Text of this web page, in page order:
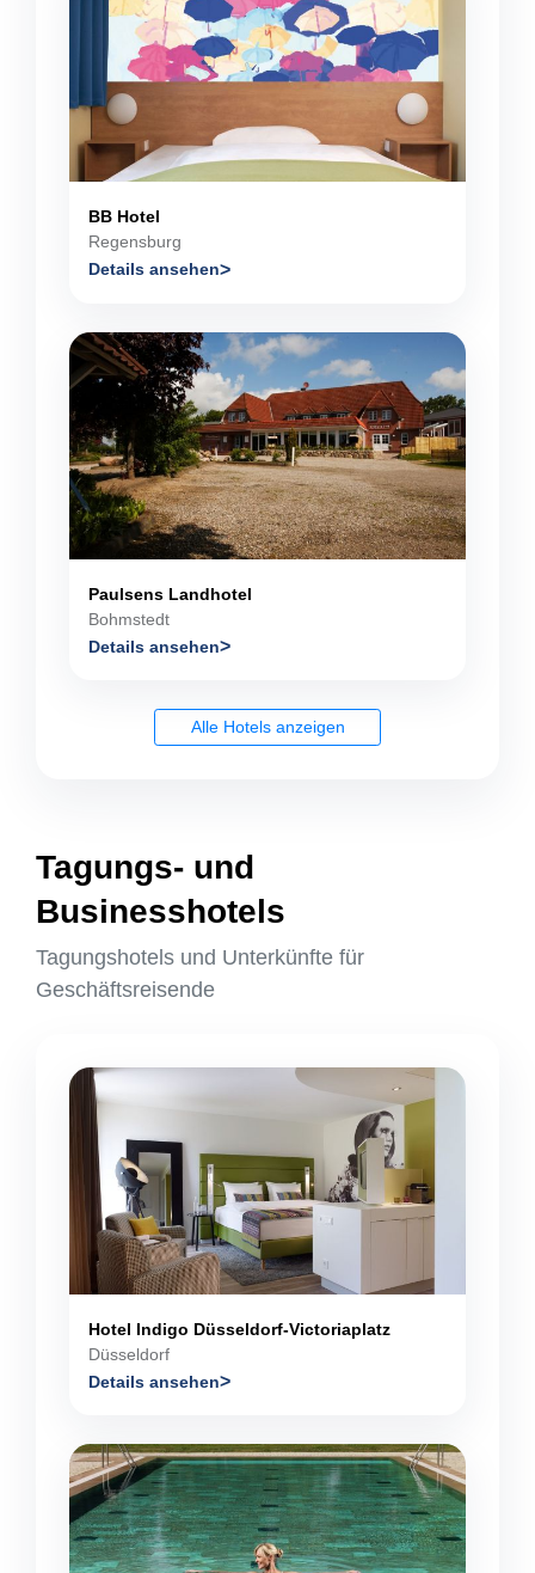
BB Hotel
Regensburg
Details ansehen
Paulsens Landhotel
Bohmstedt
Details ansehen
Alle Hotels anzeigen
Tagungs- und
Businesshotels
Tagungshotels und Unterkünfte für
Geschäftsreisende
Hotel Indigo Düsseldorf-Victoriaplatz
Düsseldorf
Details ansehen